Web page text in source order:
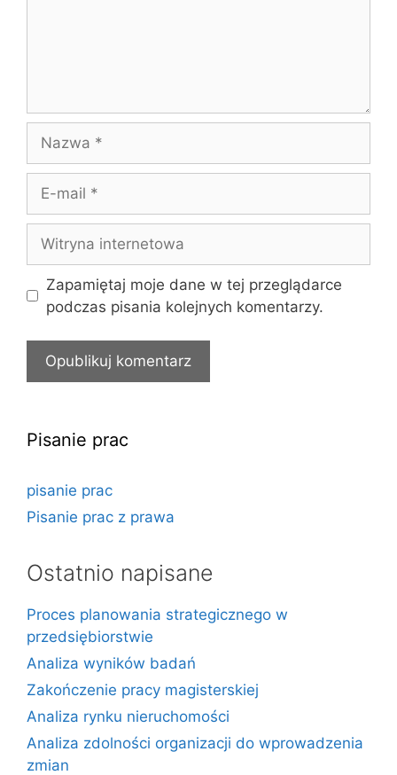
mail
internetowa
Zapamiętaj moje dane w tej przeglądarce
podczas pisania kolejnych komentarzy.
Pisanie prac
pisanie prac
Pisanie prac z prawa
Ostatnio napisane
Proces planowania strategicznego w
przedsiębiorstwie
Analiza wyników badań
Zakończenie pracy magisterskiej
Analiza rynku nieruchomości
Analiza zdolności organizacji do wprowadzenia
zmian